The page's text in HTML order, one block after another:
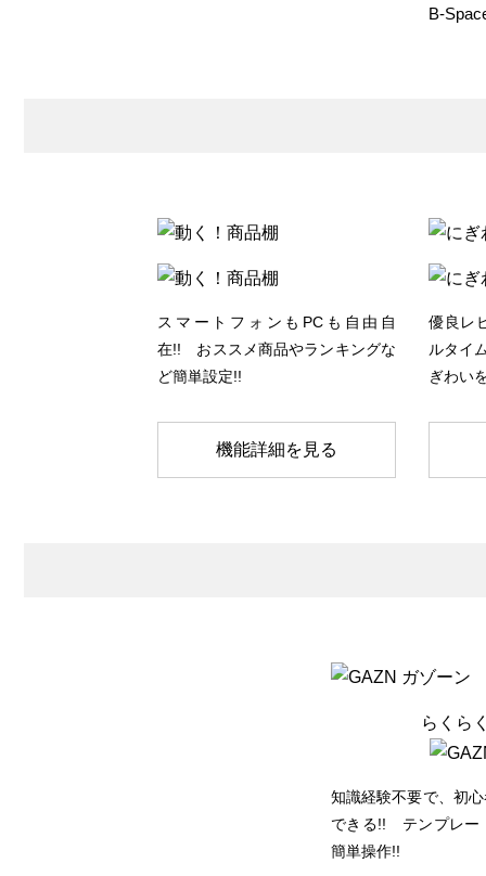
B-
スマートフォンもPCも自由自
在!! おススメ商品やランキングな
ど簡単設定!!
機能詳細を見る
優良レ
ルタイ
ぎわい
らくら
知識経験不要で、初
できる!! テンプレー
簡単操作!!